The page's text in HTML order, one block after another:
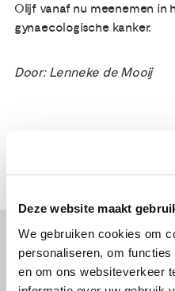
Deze website maakt
We gebruiken cookies om
personaliseren, om
en om ons websiteverkeer
Olijf vanaf nu meenemen in
gynaecologische kanker.
Door: Lenneke de Mooij
Lees verder...